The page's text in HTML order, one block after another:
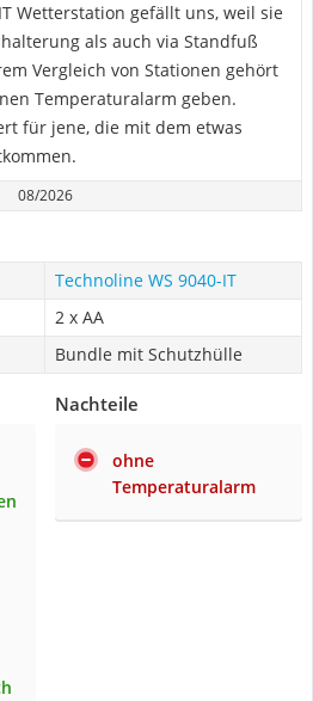
Wetterstation gefällt uns, weil sie
als auch via Standfuß
Vergleich von Stationen gehört
Temperaturalarm geben.
für jene, die mit dem etwas
08/2026
Technoline WS 9040-IT
2 x AA
Bundle mit Schutzhülle
Nachteile
ohne
Temperaturalarm